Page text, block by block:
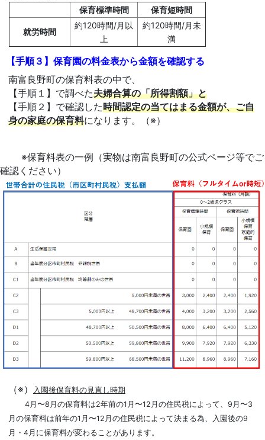
保育標準時間 保育短時間
就労時間
約120時間/月以
上
約120時間/月未
満
【手順３】保育園の料金表から金額を確認する
南富良野町の保育料表の中で、
【手順１】で調べた夫婦合算の「所得割額」と
【手順２】で確認した時間認定の当てはまる金額が、ご自
身の家庭の保育料になります。（※）
※保育料表の一例（実物は南富良野町の公式ページ等でご
確認ください）
（※）
入園後保育料の見直し時期
4月〜8月の保育料は2年前の1月〜12月の住民税によって、9月〜3
月の保育料は前年の1月〜12月の住民税によって決まる為、入園後の9
月・4月に保育料が変わることがあります。